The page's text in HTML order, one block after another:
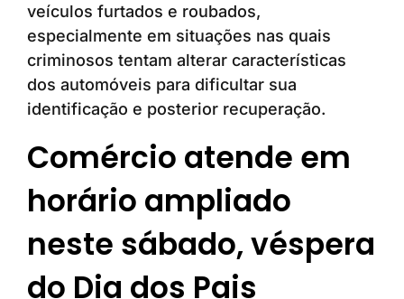
veículos furtados e roubados,
especialmente em situações nas quais
criminosos tentam alterar características
dos automóveis para dificultar sua
identificação e posterior recuperação.
Comércio atende em
horário ampliado
neste sábado, véspera
do Dia dos Pais